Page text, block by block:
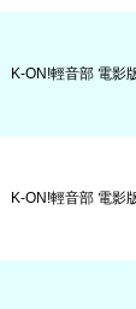
K-ON!輕音部 電影
K-ON!輕音部 電影